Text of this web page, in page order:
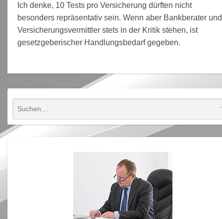
Ich denke, 10 Tests pro Versicherung dürften nicht
besonders repräsentativ sein. Wenn aber Bankberater und
Versicherungsvermittler stets in der Kritik stehen, ist
gesetzgeberischer Handlungsbedarf gegeben.